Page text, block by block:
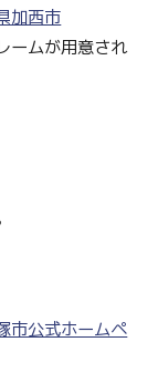
西市
ームが用意され
市公式ホームペ